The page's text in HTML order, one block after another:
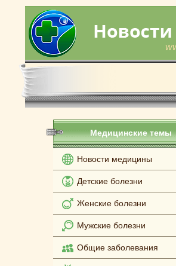
Медицинские темы
Новости медицины
Детские болезни
Женские болезни
Мужские болезни
Общие заболевания